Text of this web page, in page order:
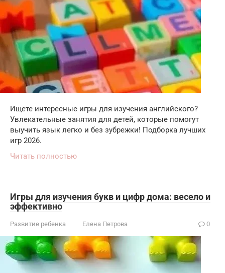
Ищете интересные игры для изучения английского?
Увлекательные занятия для детей, которые помогут
выучить язык легко и без зубрежки! Подборка лучших
игр 2026.
Читать полностью
Игры для изучения букв и цифр дома: весело и
эффективно
Развитие ребенка Елена Петрова 0